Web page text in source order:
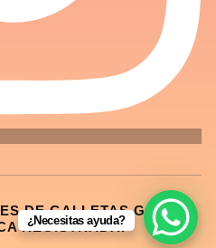
DE GALLETAS GDL
REGISTRADA.
¿Necesitas ayuda?